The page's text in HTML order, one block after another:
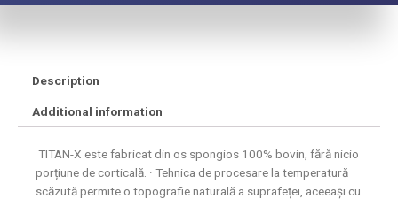
Description
Additional information
TITAN-X este fabricat din os spongios 100% bovin, fără nicio
porțiune de corticală. · Tehnica de procesare la temperatură
scăzută permite o topografie naturală a suprafeței, aceeași cu